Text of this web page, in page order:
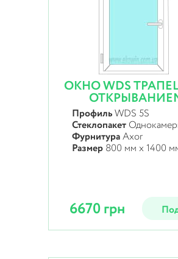
ОКНО WDS
ПрофильWDS 5S
Стеклопакет
ФурнитураAxor
Размер 800 мм х 1400
6670 грн